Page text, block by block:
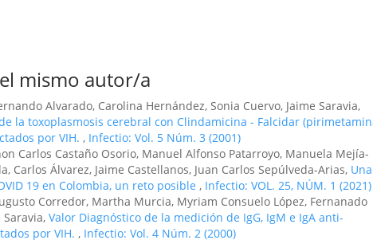
mismo autor/a
Alvarado, Carolina Hernández, Sonia Cuervo, Jaime Saravia,
la toxoplasmosis cerebral con Clindamicina - Falcidar
por VIH. , Infectio: Vol. 5 Núm. 3 (2001)
Carlos Castaño Osorio, Manuel Alfonso Patarroyo, Manuela Mejía-
Carlos Álvarez, Jaime Castellanos, Juan Carlos Sepúlveda-Arias, Una
19 en Colombia, un reto posible , Infectio: VOL. 25, NÚM. 1 (2021)
Corredor, Martha Murcia, Myriam Consuelo López, Fernanado
Valor Diagnóstico de la medición de IgG, IgM e IgA anti-
por VIH. , Infectio: Vol. 4 Núm. 2 (2000)